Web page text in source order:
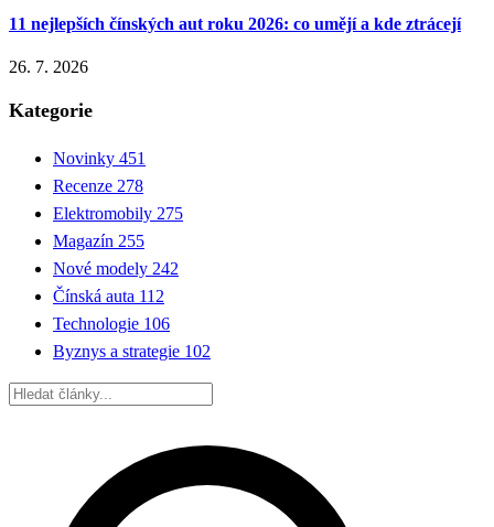
11 nejlepších čínských aut roku 2026: co umějí a kde ztrácejí
26. 7. 2026
Kategorie
Novinky 451
Recenze 278
Elektromobily 275
Magazín 255
Nové modely 242
Čínská auta 112
Technologie 106
Byznys a strategie 102
Hledat: